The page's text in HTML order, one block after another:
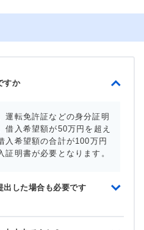
すか
運転免許証などの身分証明
借入希望額が50万円を超え
入希望額の合計が100万円
証明書が必要となります。
出した場合も必要です